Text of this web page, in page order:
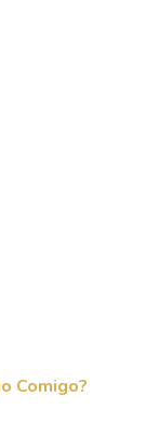
Comigo?